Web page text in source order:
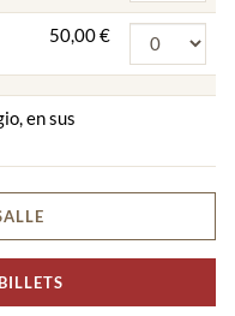
50,00 €
en sus